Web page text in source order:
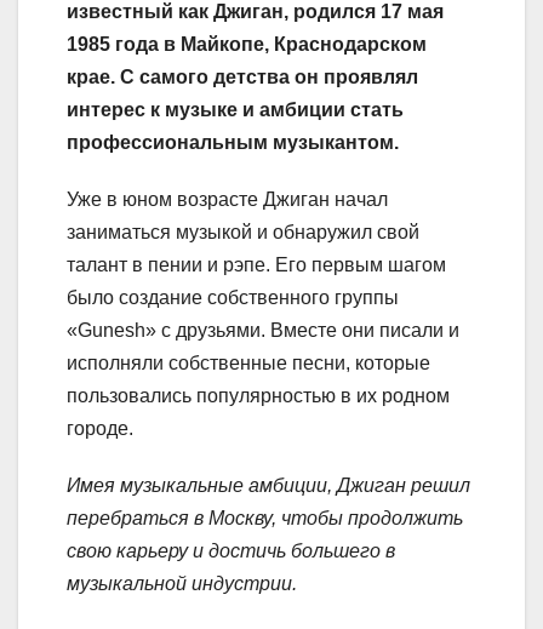
известный как Джиган, родился 17 мая
1985 года в Майкопе, Краснодарском
крае. С самого детства он проявлял
интерес к музыке и амбиции стать
профессиональным музыкантом.
Уже в юном возрасте Джиган начал
заниматься музыкой и обнаружил свой
талант в пении и рэпе. Его первым шагом
было создание собственного группы
«Gunesh» с друзьями. Вместе они писали и
исполняли собственные песни, которые
пользовались популярностью в их родном
городе.
Имея музыкальные амбиции, Джиган решил
перебраться в Москву, чтобы продолжить
свою карьеру и достичь большего в
музыкальной индустрии.